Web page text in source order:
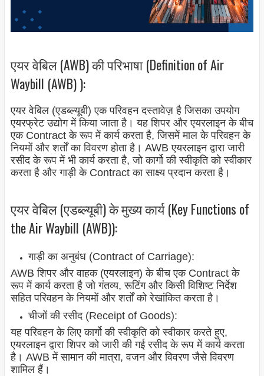
एयर वेबिल (AWB) की परिभाषा (Definition of Air
Waybill (AWB) ):
एयर वेबिल (एडब्ल्यूबी) एक परिवहन दस्तावेज़ है जिसका उपयोग
एयरफ्रेट उद्योग में किया जाता है। यह शिपर और एयरलाइन के बीच
एक Contract के रूप में कार्य करता है, जिसमें माल के परिवहन के
नियमों और शर्तों का विवरण होता है। AWB एयरलाइन द्वारा जारी
रसीद के रूप में भी कार्य करता है, जो कार्गो की स्वीकृति को स्वीकार
करता है और गाड़ी के Contract का साक्ष्य प्रदान करता है।
एयर वेबिल (एडब्ल्यूबी) के मुख्य कार्य (Key Functions of
the Air Waybill (AWB)):
गाड़ी का अनुबंध (Contract of Carriage):
AWB शिपर और वाहक (एयरलाइन) के बीच एक Contract के
रूप में कार्य करता है जो गंतव्य, रूटिंग और किसी विशिष्ट निर्देश
सहित परिवहन के नियमों और शर्तों को रेखांकित करता है।
चीजों की रसीद (Receipt of Goods):
यह परिवहन के लिए कार्गो की स्वीकृति को स्वीकार करते हुए,
एयरलाइन द्वारा शिपर को जारी की गई रसीद के रूप में कार्य करता
है। AWB में सामान की मात्रा, वजन और विवरण जैसे विवरण
शामिल हैं।